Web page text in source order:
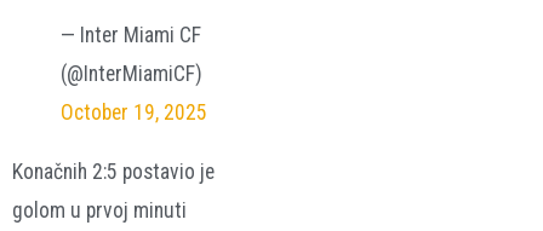
— Inter Miami CF
(@InterMiamiCF)
October 19, 2025
Konačnih 2:5 postavio je
golom u prvoj minuti